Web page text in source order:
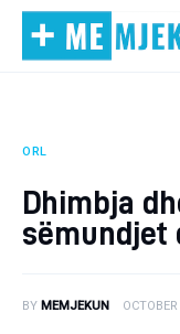
Alergjite
ORL
Dhimbja
sëmundjet
BY MEMJEKUN